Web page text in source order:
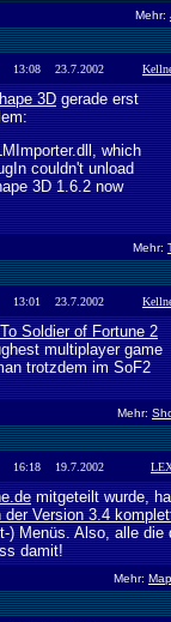
Mehr:
13:08 23.7.2002
3Dgerade erst
which
couldn't unload
3D 1.6.2 now
Mehr:
13:01 23.7.2002
Soldier of Fortune 2
multiplayer game
trotzdem im SoF2
Mehr:
16:18 19.7.2002
mitgeteilt wurde,
der Version 3.4
) Menüs. Also, alle die
damit!
Mehr: